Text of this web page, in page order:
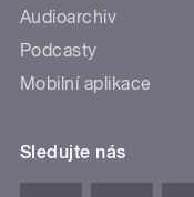
Audioarchiv
Podcasty
Mobilní aplikace
Sledujte nás